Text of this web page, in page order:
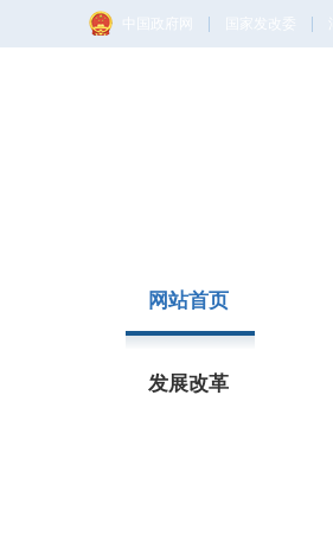
中国政府网 国家发改委
网站首页
发展改革